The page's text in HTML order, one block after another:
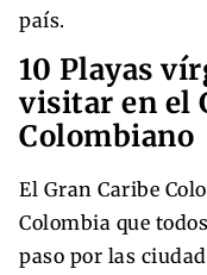
país.
10 Playas
visitar en el
Colombiano
El Gran Caribe
Colombia que
paso por las